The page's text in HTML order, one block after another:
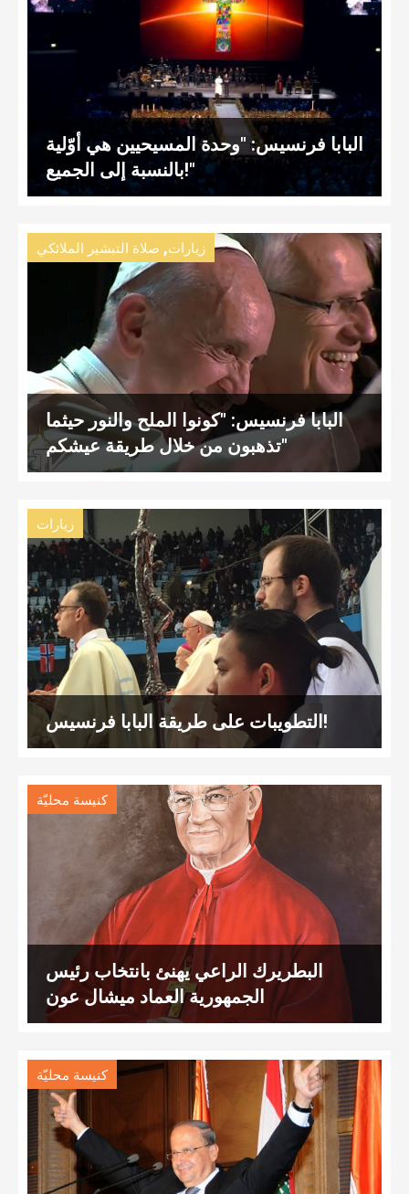
البابا فرنسيس: "وحدة المسيحيين هي أوّلية
بالنسبة إلى الجميع!"
زيارات, صلاة التبشير الملائكي
البابا فرنسيس: "كونوا الملح والنور حيثما
تذهبون من خلال طريقة عيشكم"
زيارات
التطويبات على طريقة البابا فرنسيس!
كنيسة محليّة
البطريرك الراعي يهنئ بانتخاب رئيس
الجمهورية العماد ميشال عون
كنيسة محليّة